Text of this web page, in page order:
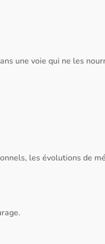
une voie qui ne les
les évolutions de